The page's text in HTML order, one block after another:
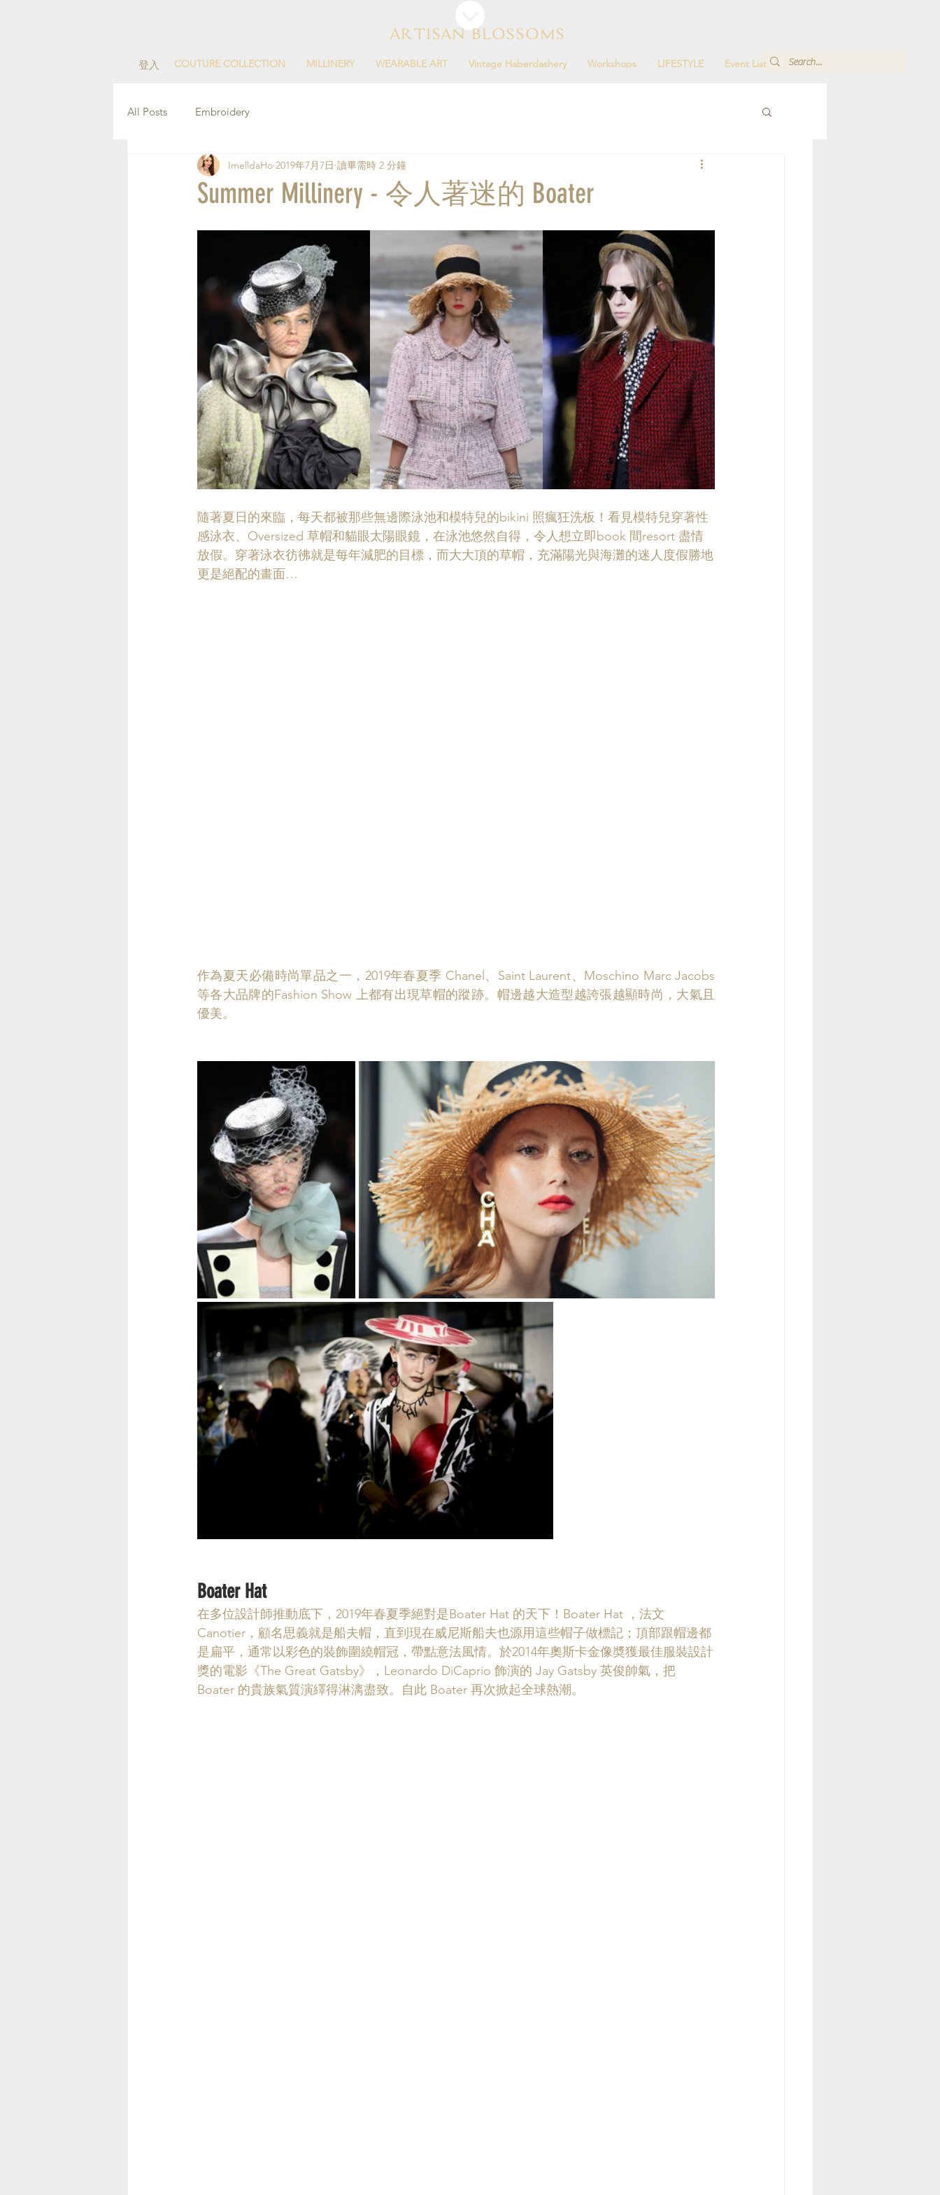
登入 COUTURE COLLECTION MILLINERY WEARABLE ART Vintage Haberdashery Workshops LIFESTYLE Event List
ARTISAN BLOSSOMS
All Posts Embroidery
Summer Millinery - 令人著迷的 Boater
ImelldaHo 2019年7月7日 讀畢需時 2 分鐘
隨著夏日的來臨，每天都被那些無邊際泳池和模特兒的bikini 照瘋狂洗板！看見模特兒穿著性
感泳衣、Oversized 草帽和貓眼太陽眼鏡，在泳池悠然自得，令人想立即book 間resort 盡情
放假。穿著泳衣彷彿就是每年減肥的目標，而大大頂的草帽，充滿陽光與海灘的迷人度假勝地
更是絕配的畫面…
作為夏天必備時尚單品之一，2019年春夏季 Chanel、Saint Laurent、Moschino Marc Jacobs
等各大品牌的Fashion Show 上都有出現草帽的蹤跡。帽邊越大造型越誇張越顯時尚，大氣且
優美。
Boater Hat
在多位設計師推動底下，2019年春夏季絕對是Boater Hat 的天下！Boater Hat ，法文
Canotier，顧名思義就是船夫帽，直到現在威尼斯船夫也源用這些帽子做標記；頂部跟帽邊都
是扁平，通常以彩色的裝飾圍繞帽冠，帶點意法風情。於2014年奧斯卡金像奬獲最佳服裝設計
獎的電影《The Great Gatsby》，Leonardo DiCaprio 飾演的 Jay Gatsby 英俊帥氣，把
Boater 的貴族氣質演繹得淋漓盡致。自此 Boater 再次掀起全球熱潮。